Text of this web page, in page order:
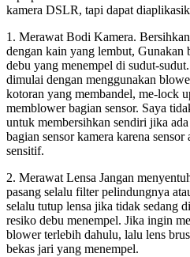
kamera DSLR, tapi dapat
1. Merawat Bodi Kamera.
dengan kain yang lembut,
debu yang menempel di sudut-
dimulai dengan menggunakan
kotoran yang membandel, me-lock
memblower bagian sensor. Saya
untuk membersihkan sendiri jika
bagian sensor kamera karena
sensitif.
2. Merawat Lensa Jangan
pasang selalu filter pelindungnya
selalu tutup lensa jika tidak sedang
resiko debu menempel. Jika ingin
blower terlebih dahulu, lalu lens
bekas jari yang menempel.